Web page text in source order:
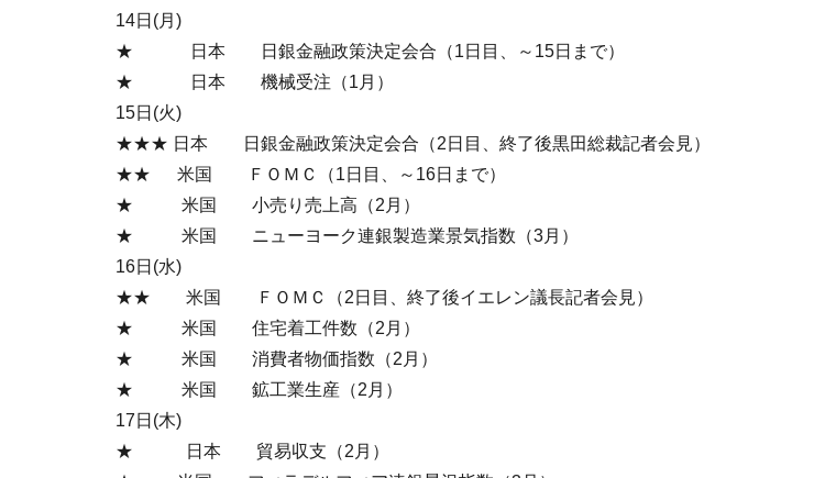
14日(月)
★ 日本 日銀金融政策決定会合（1日目、～15日まで）
★ 日本 機械受注（1月）
15日(火)
★★★ 日本 日銀金融政策決定会合（2日目、終了後黒田総裁記者会見）
★★ 米国 ＦＯＭＣ（1日目、～16日まで）
★ 米国 小売り売上高（2月）
★ 米国 ニューヨーク連銀製造業景気指数（3月）
16日(水)
★★ 米国 ＦＯＭＣ（2日目、終了後イエレン議長記者会見）
★ 米国 住宅着工件数（2月）
★ 米国 消費者物価指数（2月）
★ 米国 鉱工業生産（2月）
17日(木)
★ 日本 貿易収支（2月）